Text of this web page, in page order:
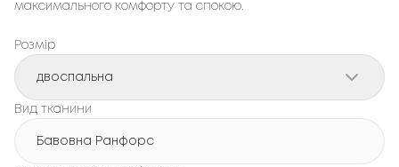
максимального комфорту та спокою.
Розмір
двоспальна
Вид тканини
Бавовна Ранфорс